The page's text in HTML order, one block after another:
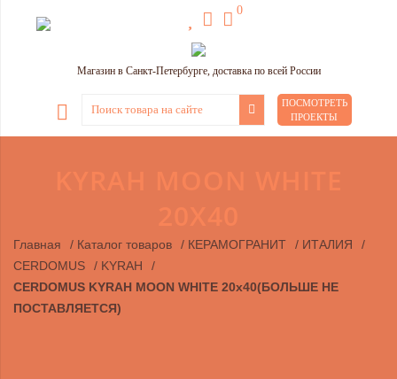
0
Магазин в Санкт-Петербурге, доставка по всей России
ПОСМОТРЕТЬ
ПРОЕКТЫ
Главная / Каталог товаров / КЕРАМОГРАНИТ / ИТАЛИЯ
/
CERDOMUS
/ KYRAH
/
CERDOMUS KYRAH MOON WHITE 20x40(БОЛЬШЕ НЕ
ПОСТАВЛЯЕТСЯ)